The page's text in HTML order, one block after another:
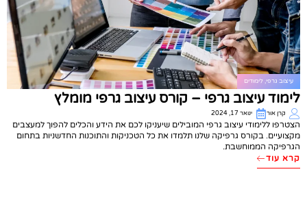
עיצוב גרפי, לימודים
לימוד עיצוב גרפי – קורס עיצוב גרפי מומלץ
קרן אור ינואר 17, 2024
הצטרפו ללימודי עיצוב גרפי המובילים שיעניקו לכם את הידע והכלים להפוך למעצבים
מקצועיים. בקורס גרפיקה שלנו תלמדו את כל הטכניקות והתוכנות החדשניות בתחום
הגרפיקה הממוחשבת.
קרא עוד